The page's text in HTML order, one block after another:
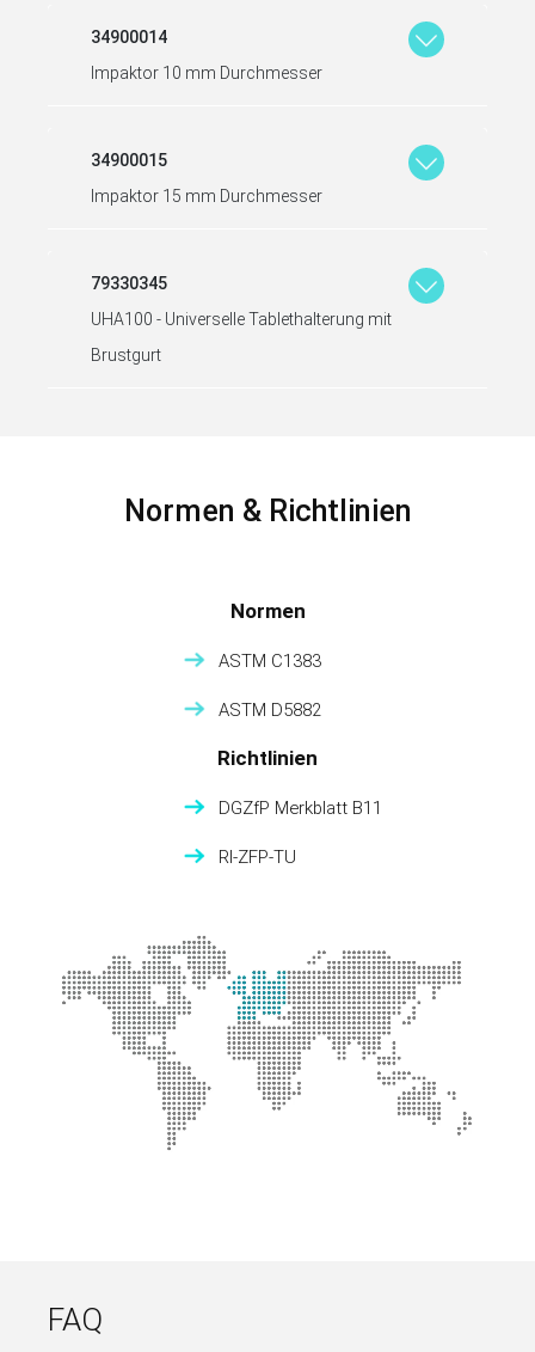
34900014
Impaktor 10 mm Durchmesser
34900015
Impaktor 15 mm Durchmesser
79330345
UHA100 - Universelle Tablethalterung mit
Brustgurt
Normen & Richtlinien
Normen
ASTM C1383
ASTM D5882
Richtlinien
DGZfP Merkblatt B11
RI-ZFP-TU
FAQ